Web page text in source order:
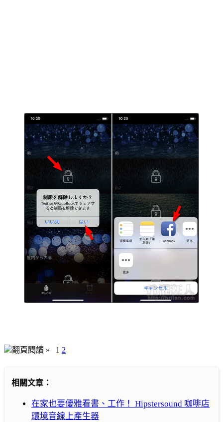
翻頁閱讀 » 1 2
相關文章：
在家也要優雅看書、工作！ Hipstersound 咖啡店
環境音線上產生器